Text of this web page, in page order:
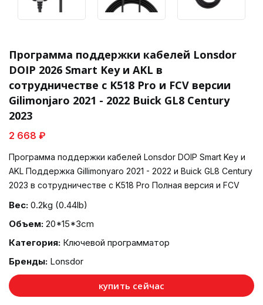
Программа поддержки кабелей Lonsdor
DOIP 2026 Smart Key и AKL в
сотрудничестве с K518 Pro и FCV версии
Gilimonjaro 2021 - 2022 Buick GL8 Century
2023
2 668 ₽
Программа поддержки кабелей Lonsdor DOIP Smart Key и
AKL Поддержка Gillimonyaro 2021 - 2022 и Buick GL8 Century
2023 в сотрудничестве с K518 Pro Полная версия и FCV
Вес: 0.2kg (0.44lb)
Объем: 20*15*3cm
Категория: Ключевой программатор
Бренды: Lonsdor
купить сейчас